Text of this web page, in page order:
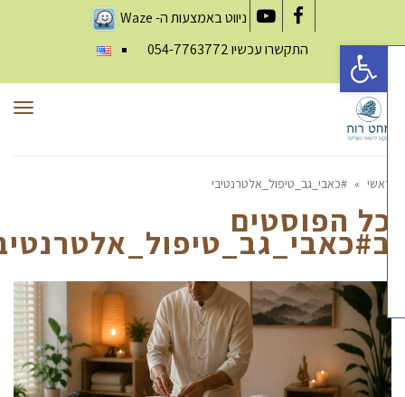
Facebook
YouTube
ניווט באמצעות ה-Waze
התקשרו עכשיו054-7763772
תפריט
» #כאבי_גב_טיפול_אלטרנטיבי
הפוסטים
#כאבי_גב_טיפול_אלטרנטיבי
פתח סרגל נגישות